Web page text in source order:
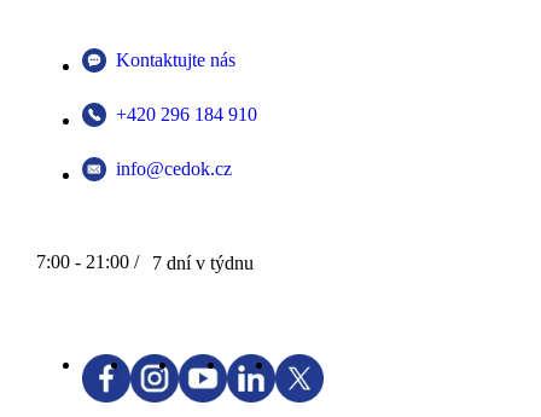
Kontaktujte nás
+420 296 184 910
info@cedok.cz
7:00 - 21:00 / 7 dní v týdnu